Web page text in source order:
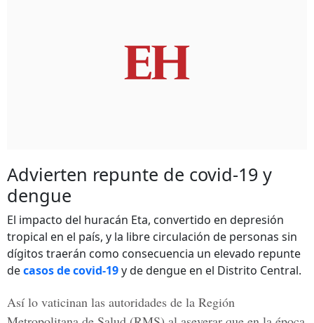
Advierten repunte de covid-19 y
dengue
El impacto del huracán Eta, convertido en depresión
tropical en el país, y la libre circulación de personas sin
dígitos traerán como consecuencia un elevado repunte
decasos de covid-19y de dengue en el Distrito Central.
Así lo vaticinan las autoridades de la Región